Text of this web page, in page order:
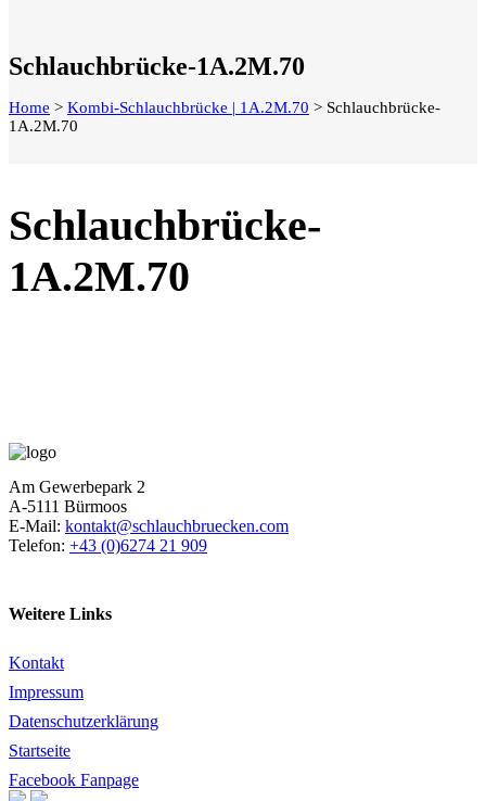
Schlauchbrücke-1A.2M.70
Home > Kombi-Schlauchbrücke | 1A.2M.70 > Schlauchbrücke-
1A.2M.70
Schlauchbrücke-
1A.2M.70
Am Gewerbepark 2
A-5111 Bürmoos
E-Mail: kontakt@schlauchbruecken.com
Telefon: +43 (0)6274 21 909
Weitere Links
Kontakt
Impressum
Datenschutzerklärung
Startseite
Facebook Fanpage